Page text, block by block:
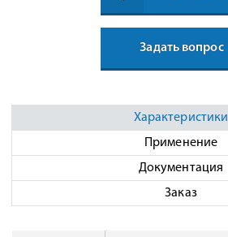
Задать вопрос
Характеристики
Применение
Документация
Заказ